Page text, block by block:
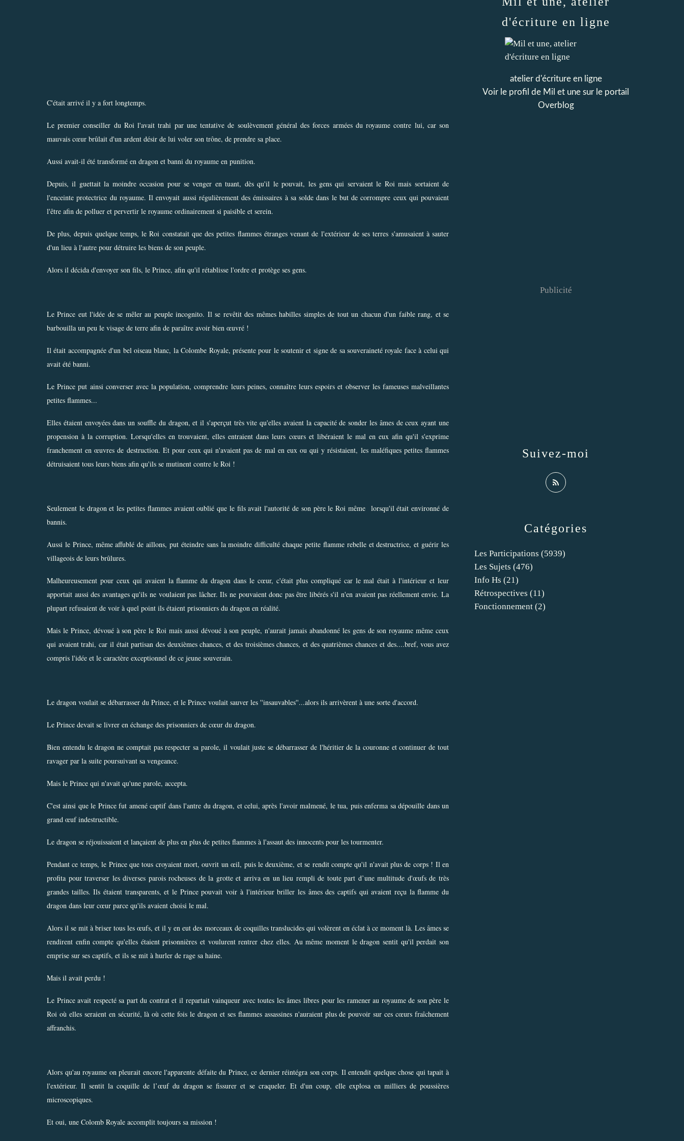
C'était arrivé il y a fort longtemps.
Le premier conseiller du Roi l'avait trahi par une tentative de soulèvement général des forces armées du royaume contre lui, car son
mauvais cœur brûlait d'un ardent désir de lui voler son trône, de prendre sa place.
Aussi avait-il été transformé en dragon et banni du royaume en punition.
Depuis, il guettait la moindre occasion pour se venger en tuant, dès qu'il le pouvait, les gens qui servaient le Roi mais sortaient de
l'enceinte protectrice du royaume. Il envoyait aussi régulièrement des émissaires à sa solde dans le but de corrompre ceux qui pouvaient
l'être afin de polluer et pervertir le royaume ordinairement si paisible et serein.
De plus, depuis quelque temps, le Roi constatait que des petites flammes étranges venant de l'extérieur de ses terres s'amusaient à sauter
d'un lieu à l'autre pour détruire les biens de son peuple.
Alors il décida d'envoyer son fils, le Prince, afin qu'il rétablisse l'ordre et protège ses gens.
Le Prince eut l'idée de se mêler au peuple incognito. Il se revêtit des mêmes habilles simples de tout un chacun d'un faible rang, et se
barbouilla un peu le visage de terre afin de paraître avoir bien œuvré !
Il était accompagnée d'un bel oiseau blanc, la Colombe Royale, présente pour le soutenir et signe de sa souveraineté royale face à celui qui
avait été banni.
Le Prince put ainsi converser avec la population, comprendre leurs peines, connaître leurs espoirs et observer les fameuses malveillantes
petites flammes...
Elles étaient envoyées dans un souffle du dragon, et il s'aperçut très vite qu'elles avaient la capacité de sonder les âmes de ceux ayant une
propension à la corruption. Lorsqu'elles en trouvaient, elles entraient dans leurs cœurs et libéraient le mal en eux afin qu'il s'exprime
franchement en œuvres de destruction. Et pour ceux qui n'avaient pas de mal en eux ou qui y résistaient, les maléfiques petites flammes
détruisaient tous leurs biens afin qu'ils se mutinent contre le Roi !
Seulement le dragon et les petites flammes avaient oublié que le fils avait l'autorité de son père le Roi même lorsqu'il était environné de
bannis.
Aussi le Prince, même affublé de aillons, put éteindre sans la moindre difficulté chaque petite flamme rebelle et destructrice, et guérir les
villageois de leurs brûlures.
Malheureusement pour ceux qui avaient la flamme du dragon dans le cœur, c'était plus compliqué car le mal était à l'intérieur et leur
apportait aussi des avantages qu'ils ne voulaient pas lâcher. Ils ne pouvaient donc pas être libérés s'il n'en avaient pas réellement envie. La
plupart refusaient de voir à quel point ils étaient prisonniers du dragon en réalité.
Mais le Prince, dévoué à son père le Roi mais aussi dévoué à son peuple, n'aurait jamais abandonné les gens de son royaume même ceux
qui avaient trahi, car il était partisan des deuxièmes chances, et des troisièmes chances, et des quatrièmes chances et des....bref, vous avez
compris l'idée et le caractère exceptionnel de ce jeune souverain.
Le dragon voulait se débarrasser du Prince, et le Prince voulait sauver les ''insauvables''...alors ils arrivèrent à une sorte d'accord.
Le Prince devait se livrer en échange des prisonniers de cœur du dragon.
Bien entendu le dragon ne comptait pas respecter sa parole, il voulait juste se débarrasser de l'héritier de la couronne et continuer de tout
ravager par la suite poursuivant sa vengeance.
Mais le Prince qui n'avait qu'une parole, accepta.
C'est ainsi que le Prince fut amené captif dans l'antre du dragon, et celui, après l'avoir malmené, le tua, puis enferma sa dépouille dans un
grand œuf indestructible.
Le dragon se réjouissaient et lançaient de plus en plus de petites flammes à l'assaut des innocents pour les tourmenter.
Pendant ce temps, le Prince que tous croyaient mort, ouvrit un œil, puis le deuxième, et se rendit compte qu'il n'avait plus de corps ! Il en
profita pour traverser les diverses parois rocheuses de la grotte et arriva en un lieu rempli de toute part d’une multitude d'œufs de très
grandes tailles. Ils étaient transparents, et le Prince pouvait voir à l'intérieur briller les âmes des captifs qui avaient reçu la flamme du
dragon dans leur cœur parce qu'ils avaient choisi le mal.
Alors il se mit à briser tous les œufs, et il y en eut des morceaux de coquilles translucides qui volèrent en éclat à ce moment là. Les âmes se
rendirent enfin compte qu'elles étaient prisonnières et voulurent rentrer chez elles. Au même moment le dragon sentit qu'il perdait son
emprise sur ses captifs, et ils se mit à hurler de rage sa haine.
Mais il avait perdu !
Le Prince avait respecté sa part du contrat et il repartait vainqueur avec toutes les âmes libres pour les ramener au royaume de son père le
Roi où elles seraient en sécurité, là où cette fois le dragon et ses flammes assassines n'auraient plus de pouvoir sur ces cœurs fraîchement
affranchis.
Alors qu'au royaume on pleurait encore l'apparente défaite du Prince, ce dernier réintégra son corps. Il entendit quelque chose qui tapait à
l'extérieur. Il sentit la coquille de l’œuf du dragon se fissurer et se craqueler. Et d'un coup, elle explosa en milliers de poussières
microscopiques.
Et oui, une Colomb Royale accomplit toujours sa mission !
Catégories
Les Participations (5939)
Les Sujets (476)
Info Hs (21)
Rétrospectives (11)
Fonctionnement (2)
d'écriture en ligne
atelier d'écriture en ligne
Voir le profil de Mil et une sur le portail
Overblog
Suivez-moi
Publicité